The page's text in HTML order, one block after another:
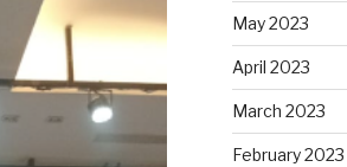
May 2023
April 2023
March 2023
February 2023